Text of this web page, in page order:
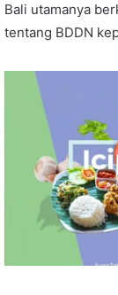
Bali utamanya
tentang BDDN